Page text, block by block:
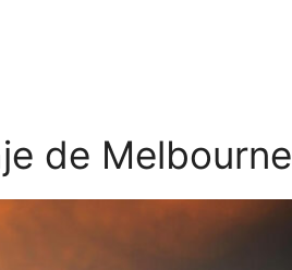
de Melbourne